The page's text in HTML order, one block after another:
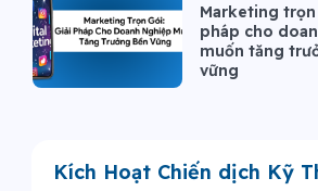
Marketing
pháp cho
muốn tăng
vững
Kích Hoạt Chiến dịch Kỹ